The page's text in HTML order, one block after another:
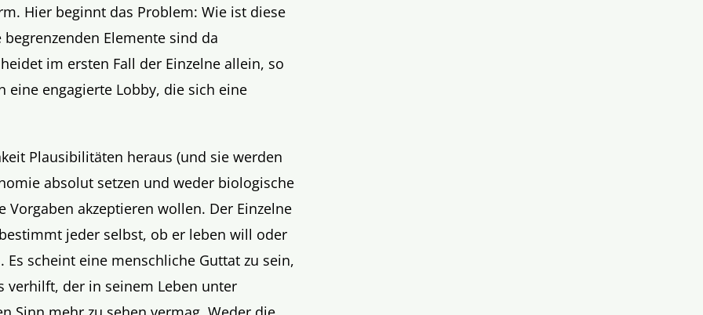
Hier beginnt das Problem: Wie ist diese
Elemente sind da
im ersten Fall der Einzelne allein, so
eine engagierte Lobby, die sich eine
Plausibilitäten heraus (und sie werden
absolut setzen und weder biologische
akzeptieren wollen. Der Einzelne
jeder selbst, ob er leben will oder
scheint eine menschliche Guttat zu sein,
verhilft, der in seinem Leben unter